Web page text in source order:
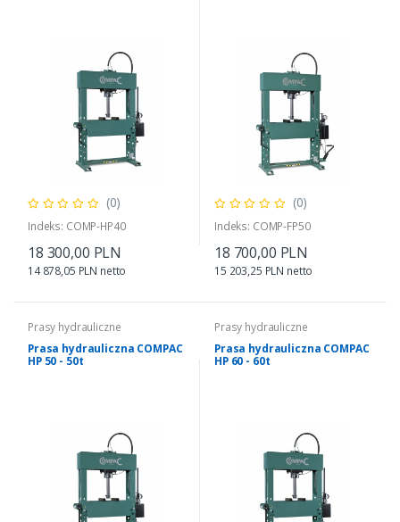
(0)
Indeks: COMP-HP40
18 300,00 PLN
14 878,05 PLN netto
(0)
Indeks: COMP-FP50
18 700,00 PLN
15 203,25 PLN netto
Prasy hydrauliczne
Prasa hydrauliczna COMPAC
HP 50 - 50t
Prasy hydrauliczne
Prasa hydrauliczna COMPAC
HP 60 - 60t